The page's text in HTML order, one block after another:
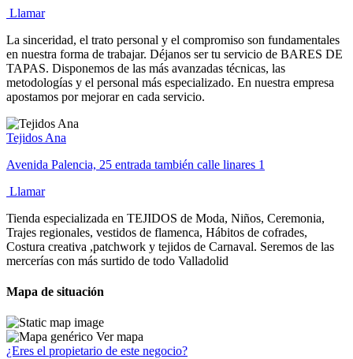
Llamar
La sinceridad, el trato personal y el compromiso son fundamentales
en nuestra forma de trabajar. Déjanos ser tu servicio de BARES DE
TAPAS. Disponemos de las más avanzadas técnicas, las
metodologías y el personal más especializado. En nuestra empresa
apostamos por mejorar en cada servicio.
Tejidos Ana
Avenida Palencia, 25 entrada también calle linares 1
Llamar
Tienda especializada en TEJIDOS de Moda, Niños, Ceremonia,
Trajes regionales, vestidos de flamenca, Hábitos de cofrades,
Costura creativa ,patchwork y tejidos de Carnaval. Seremos de las
mercerías con más surtido de todo Valladolid
Mapa de situación
Ver mapa
¿Eres el propietario de este negocio?